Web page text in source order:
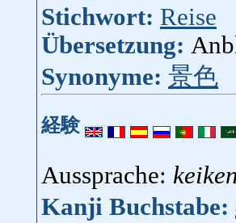
Stichwort: Reise
Übersetzung:
Synonyme: 景色
経験
Aussprache:
Kanji Buchstabe: